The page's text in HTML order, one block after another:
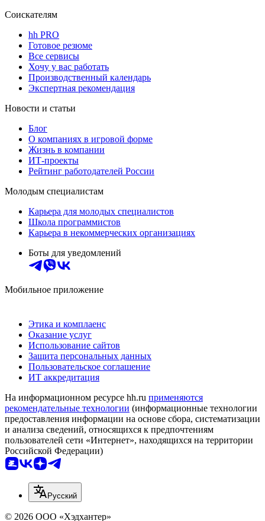
Соискателям
hh PRO
Готовое резюме
Все сервисы
Хочу у вас работать
Производственный календарь
Экспертная рекомендация
Новости и статьи
Блог
О компаниях в игровой форме
Жизнь в компании
ИТ-проекты
Рейтинг работодателей России
Молодым специалистам
Карьера для молодых специалистов
Школа программистов
Карьера в некоммерческих организациях
Боты для уведомлений
Мобильное приложение
Этика и комплаенс
Оказание услуг
Использование сайтов
Защита персональных данных
Пользовательское соглашение
ИТ аккредитация
На информационном ресурсе hh.ru применяются
рекомендательные технологии (информационные технологии
предоставления информации на основе сбора, систематизации
и анализа сведений, относящихся к предпочтениям
пользователей сети «Интернет», находящихся на территории
Российской Федерации)
Русский
© 2026 ООО «Хэдхантер»